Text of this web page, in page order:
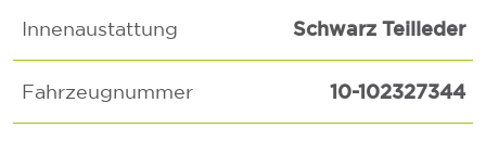
Innenaustattung Schwarz Teilleder
Fahrzeugnummer 10-102327344